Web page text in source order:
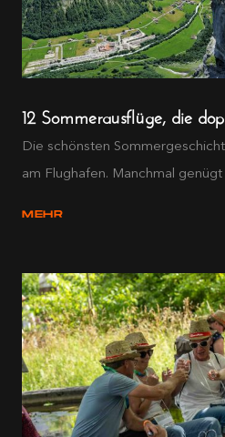
12 Sommerausflüge, die
Die schönsten
am Flughafen. Manchmal genügt
MEHR